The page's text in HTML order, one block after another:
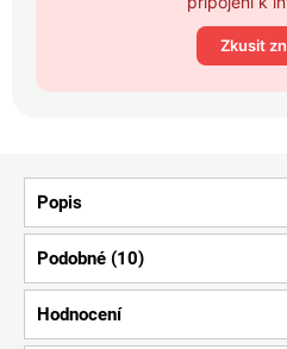
Zkusit
Popis
Podobné (10)
Hodnocení